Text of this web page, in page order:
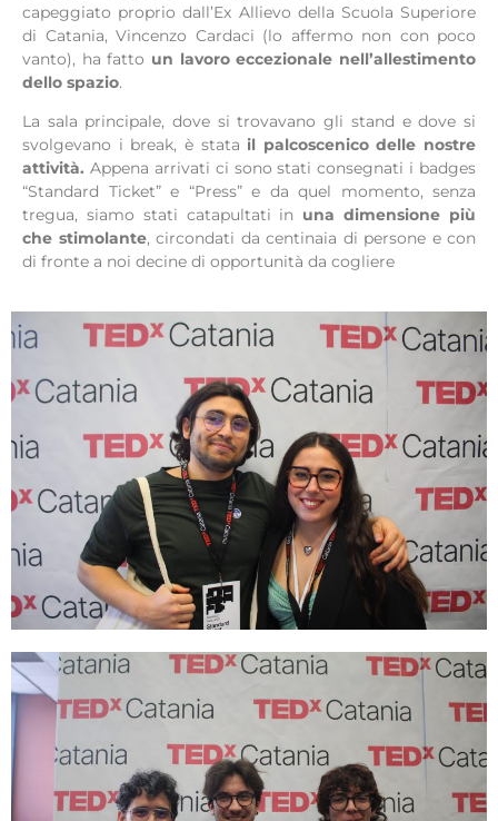
capeggiato proprio dall’Ex Allievo della Scuola Superiore
di Catania, Vincenzo Cardaci (lo affermo non con poco
vanto), ha fatto un lavoro eccezionale nell’allestimento
dello spazio.
La sala principale, dove si trovavano gli stand e dove si
svolgevano i break, è stata il palcoscenico delle nostre
attività. Appena arrivati ci sono stati consegnati i badges
“Standard Ticket” e “Press” e da quel momento, senza
tregua, siamo stati catapultati in una dimensione più
che stimolante, circondati da centinaia di persone e con
di fronte a noi decine di opportunità da cogliere